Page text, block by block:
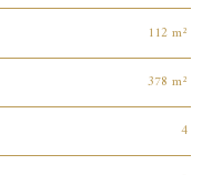
112 m²
378 m²
4